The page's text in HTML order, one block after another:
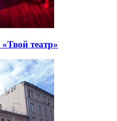
театр»